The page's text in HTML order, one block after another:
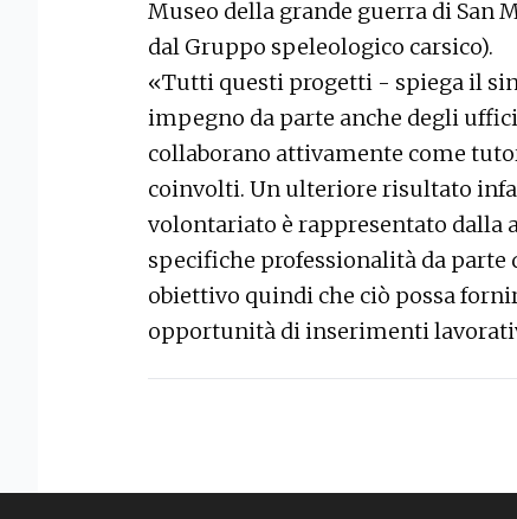
Museo della grande guerra di San
dal Gruppo speleologico carsico).
«Tutti questi progetti - spiega il
impegno da parte anche degli
collaborano attivamente come
coinvolti. Un ulteriore risultato
volontariato è rappresentato dalla
specifiche professionalità da
obiettivo quindi che ciò possa
opportunità di inserimenti